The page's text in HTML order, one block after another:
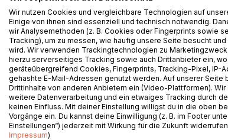
Dieses Mitmachbuch unterstützt Kinder
Bewegung, Reime und kindgerechte
WEITERE TITEL
Wir nutzen Cookies und vergleichbare Technologien auf
Einige von ihnen sind essenziell und technisch notwendig.
wir Analysemethoden (z. B. Cookies oder Fingerprints sowie
Tracking), um zu messen, wie häufig unsere Seite besucht
wird. Wir verwenden Trackingtechnologien zu
hierzu serverseitiges Tracking sowie auch Drittanbieter ein,
geräteübergreifend Cookies, Fingerprints, Tracking-Pixel, IP-
gehashte E-Mail-Adressen genutzt werden. Auf unserer Seite
Drittinhalte von anderen Anbietern ein (Video-Plattformen). Wir
weitere Datenverarbeitung und ein etwaiges Tracking durch
keinen Einfluss. Mit deiner Einstellung willigst du in die oben
Vorgänge ein. Du kannst deine Einwilligung (z. B. im Footer
Einstellungen“) jederzeit mit Wirkung für die Zukunft
Impressum)